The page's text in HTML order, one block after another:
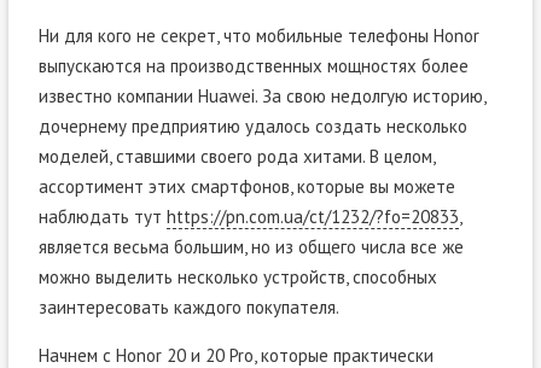
Ни для кого не секрет, что мобильные телефоны Honor
выпускаются на производственных мощностях более
известно компании Huawei. За свою недолгую историю,
дочернему предприятию удалось создать несколько
моделей, ставшими своего рода хитами. В целом,
ассортимент этих смартфонов, которые вы можете
наблюдать тут https://pn.com.ua/ct/1232/?fo=20833,
является весьма большим, но из общего числа все же
можно выделить несколько устройств, способных
заинтересовать каждого покупателя.
Начнем с Honor 20 и 20 Pro, которые практически